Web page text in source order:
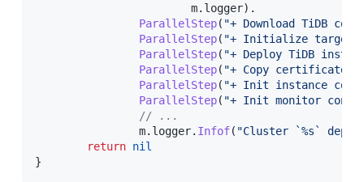
			m
. logger) .
ParallelStep( "+ Download TiDB
ParallelStep( "+ Initialize target
ParallelStep( "+ Deploy TiDB
ParallelStep( "+ Copy certificate
ParallelStep( "+ Init instance
ParallelStep( "+ Init monitor
// ...
		m
. logger. Infof( "Cluster `%s`
return nil
}